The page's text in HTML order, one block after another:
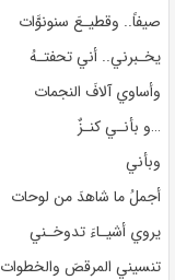
صيفاً.. وقطيـعَ سنونوَّات
يخـبرني.. أني تحفتـهُ
وأساوي آلافَ النجمات
و بأنـي كنـزٌ…
وبأني
أجملُ ما شاهدَ من لوحات
يروي أشيـاءَ تدوخـني
تنسيني المرقصَ والخطوات